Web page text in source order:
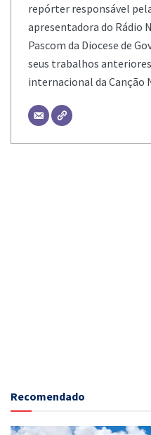
repórter responsável
apresentadora do Rádio
Pascom da Diocese de
seus trabalhos
internacional da Canção
Recomendado